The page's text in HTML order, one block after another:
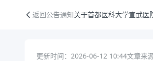
返回公告通知关于首都医科大学宣武
更新时间：2026-06-12 10:44文章来